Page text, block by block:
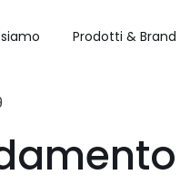
Prodotti & Brand